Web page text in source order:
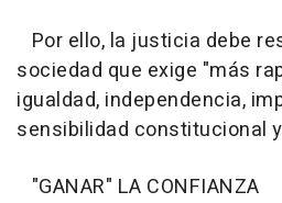
Por ello, la justicia debe
sociedad que exige "más
igualdad, independencia,
sensibilidad constitucional
"GANAR" LA CONFIANZA